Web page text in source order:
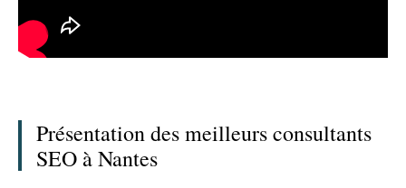
Présentation des meilleurs consultants
SEO à Nantes